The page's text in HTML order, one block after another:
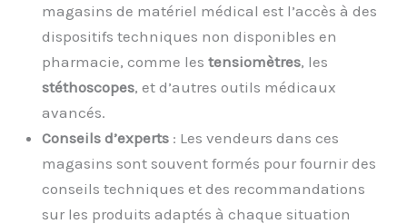
magasins de matériel médical est l’accès à des
dispositifs techniques non disponibles en
pharmacie, comme lestensiomètres, les
stéthoscopes, et d’autres outils médicaux
avancés.
Conseils d’experts : Les vendeurs dans ces
magasins sont souvent formés pour fournir des
conseils techniques et des recommandations
sur les produits adaptés à chaque situation